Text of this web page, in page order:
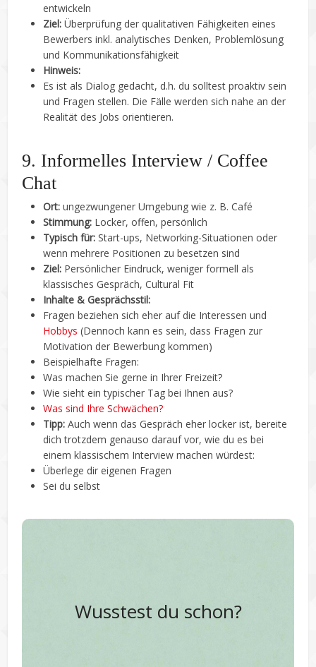
entwickeln
Ziel:Überprüfung der qualitativen Fähigkeiten eines
Bewerbers inkl. analytisches Denken, Problemlösung
und Kommunikationsfähigkeit
Hinweis:
Es ist als Dialog gedacht, d.h. du solltest proaktiv sein
und Fragen stellen. Die Fälle werden sich nahe an der
Realität des Jobs orientieren.
9. Informelles Interview / Coffee
Chat
Ort: ungezwungener Umgebung wie z. B. Café
Stimmung: Locker, offen, persönlich
Typisch für: Start-ups, Networking-Situationen oder
wenn mehrere Positionen zu besetzen sind
Ziel: Persönlicher Eindruck, weniger formell als
klassisches Gespräch, Cultural Fit
Inhalte & Gesprächsstil:
Fragen beziehen sich eher auf die Interessen und
Hobbys (Dennoch kann es sein, dass Fragen zur
Motivation der Bewerbung kommen)
Beispielhafte Fragen:
Was machen Sie gerne in Ihrer Freizeit?
Wie sieht ein typischer Tag bei Ihnen aus?
Was sind Ihre Schwächen?
Tipp: Auch wenn das Gespräch eher locker ist, bereite
dich trotzdem genauso darauf vor, wie du es bei
einem klassischem Interview machen würdest:
Überlege dir eigenen Fragen
Sei du selbst
Wusstest du schon?
fragen, sondern ehrliche Einblicke und
Erfahrungswerte zu sammeln.